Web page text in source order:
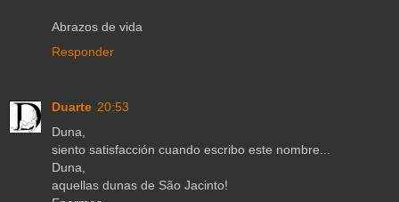
Abrazos de vida
Responder
Duarte 20:53
Duna,
siento satisfacción cuando escribo este nombre...
Duna,
aquellas dunas de São Jacinto!